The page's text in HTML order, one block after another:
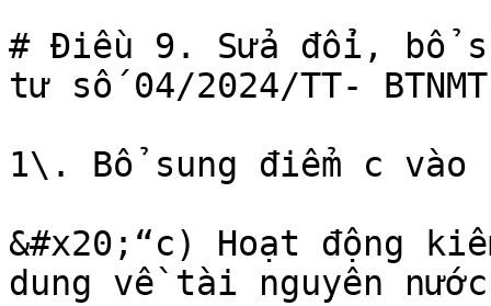
# Điều 9. Sửa đổi, bổ
tư số 04/2024/TT- BTNMT
1\. Bổ sung điểm c vào
&#x20;“c) Hoạt động
dung về tài nguyên